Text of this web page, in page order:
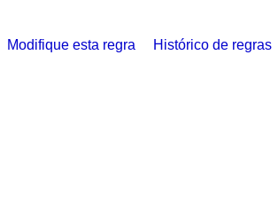
Modifique esta regra Histórico de regras